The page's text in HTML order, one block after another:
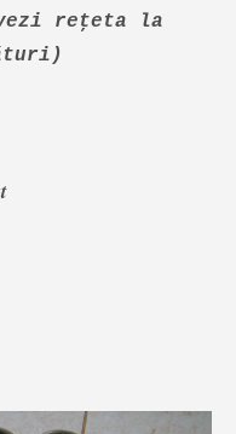
reţeta la